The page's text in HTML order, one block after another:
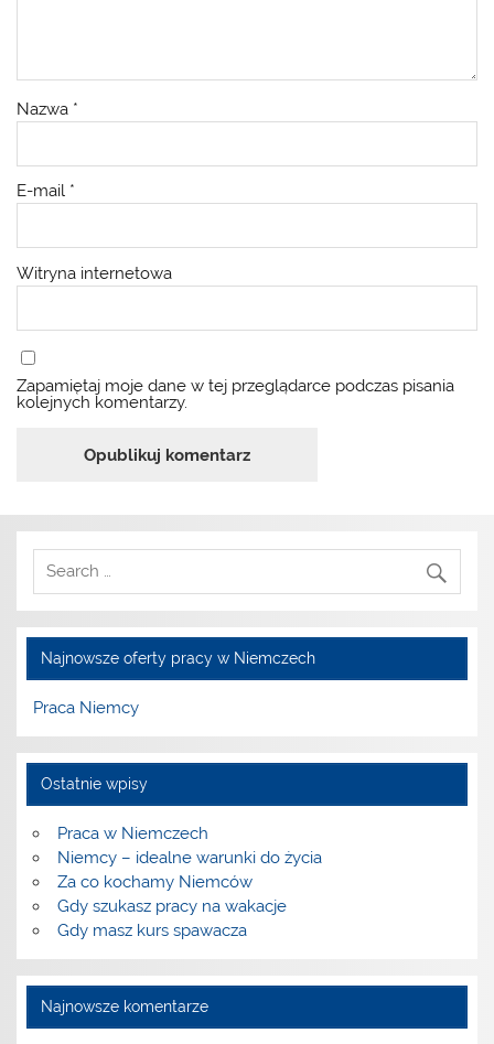
Nazwa *
E-mail *
Witryna internetowa
Zapamiętaj moje dane w tej przeglądarce podczas pisania
kolejnych komentarzy.
Najnowsze oferty pracy w Niemczech
Praca Niemcy
Ostatnie wpisy
Praca w Niemczech
Niemcy – idealne warunki do życia
Za co kochamy Niemców
Gdy szukasz pracy na wakacje
Gdy masz kurs spawacza
Najnowsze komentarze